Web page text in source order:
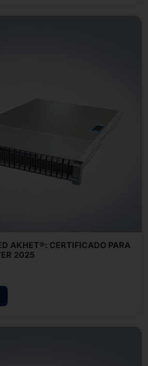
AKHET®: CERTIFICADO PARA
2025